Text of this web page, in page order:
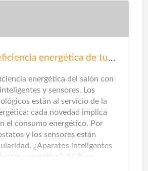
Mejora la eficiencia energética de tu salón
energética del salón con
y sensores. Los
están al servicio de la
cada novedad implica
el consumo energético. Por
y los sensores están
¿Aparatos inteligentes
energética? ¡Sí! Pero…
un artefacto